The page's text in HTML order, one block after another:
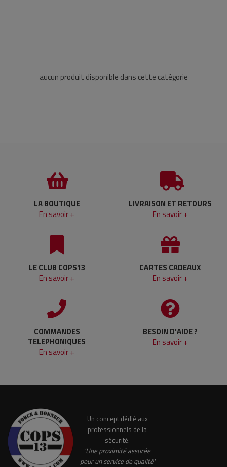
aucun produit disponible dans cette catégorie
LA BOUTIQUE
En savoir +
LIVRAISON ET RETOURS
En savoir +
LE CLUB COPS13
En savoir +
CARTES CADEAUX
En savoir +
COMMANDES
TELEPHONIQUES
En savoir +
BESOIN D'AIDE ?
En savoir +
Un concept dédié aux
professionnels de la
sécurité.
'Une proximité assurée
pour un service de qualité'